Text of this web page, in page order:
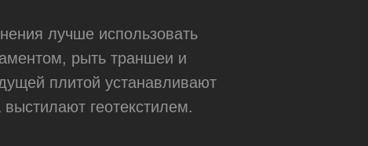
лучше использовать
рыть траншеи и
плитой устанавливают
геотекстилем.